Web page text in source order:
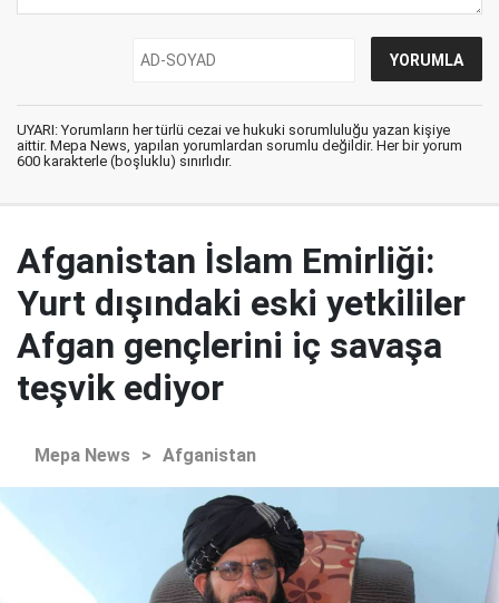
UYARI: Yorumların her türlü cezai ve hukuki sorumluluğu yazan kişiye
aittir. Mepa News, yapılan yorumlardan sorumlu değildir. Her bir yorum
600 karakterle (boşluklu) sınırlıdır.
Afganistan İslam Emirliği:
Yurt dışındaki eski yetkililer
Afgan gençlerini iç savaşa
teşvik ediyor
Mepa News > Afganistan